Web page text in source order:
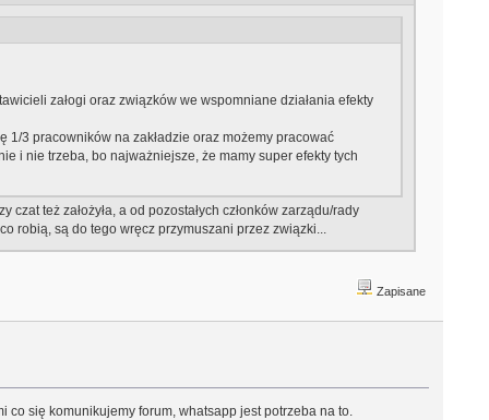
załogi oraz związków we wspomniane działania efekty
1/3 pracowników na zakładzie oraz możemy pracować
i nie trzeba, bo najważniejsze, że mamy super efekty tych
też założyła, a od pozostałych członków zarządu/rady
robią, są do tego wręcz przymuszani przez związki...
Zapisane
się komunikujemy forum, whatsapp jest potrzeba na to.